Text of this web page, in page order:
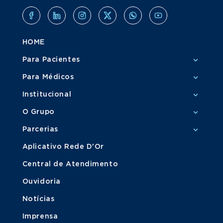
HOME
Para Pacientes
Para Médicos
Institucional
O Grupo
Parcerias
Aplicativo Rede D'Or
Central de Atendimento
Ouvidoria
Notícias
Imprensa